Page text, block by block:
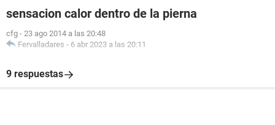
sensacion calor dentro de la pierna
cfg - 23 ago 2014 a las 20:48
Fervalladares - 6 abr 2023 a las 20:11
9 respuestas